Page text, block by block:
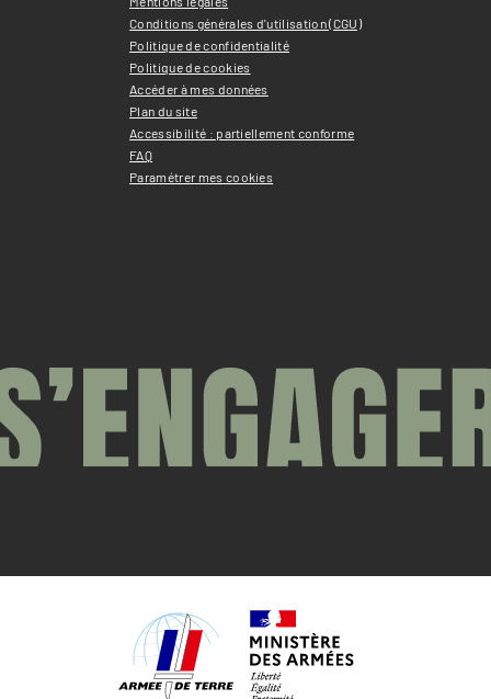
Conditions générales d'utilisation (CGU)
Politique de confidentialité
Politique de cookies
Accéder à mes données
Plan du site
Accessibilité : partiellement conforme
FAQ
Paramétrer mes cookies